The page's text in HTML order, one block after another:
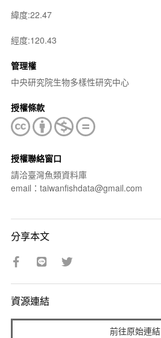
緯度:22.47
經度:120.43
管理權
中央研究院生物多樣性研究中心
授權條款
授權聯絡窗口
請洽臺灣魚類資料庫
email：taiwanfishdata@gmail.com
分享本文
資源連結
前往原始連結